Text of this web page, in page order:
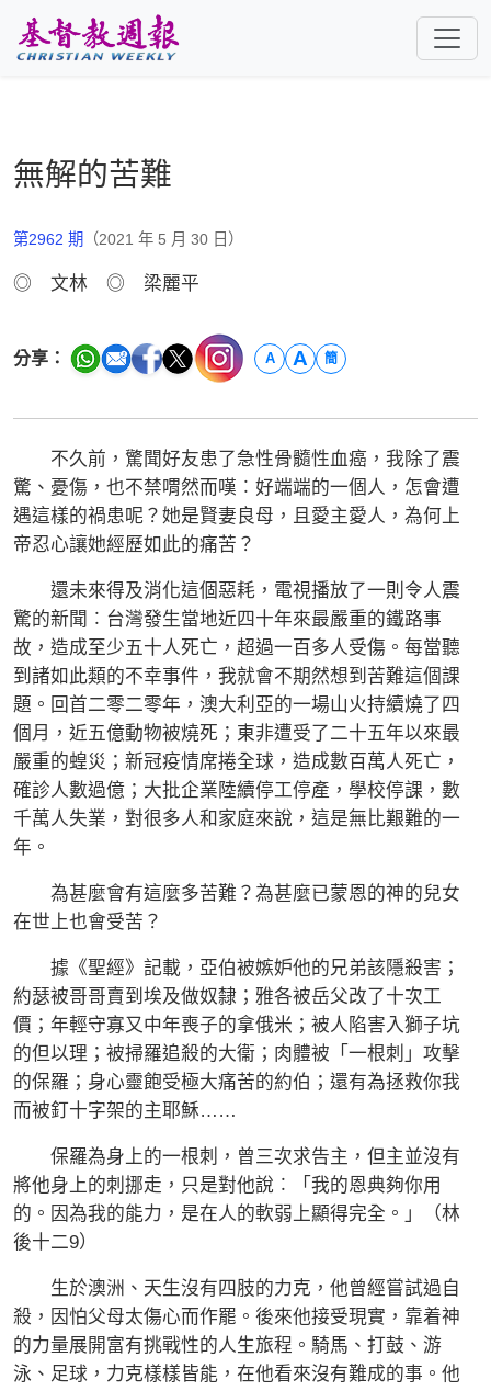
無解的苦難
第2962 期 （2021 年 5 月 30 日）
◎ 文林 ◎ 梁麗平
分享： A A 簡
不久前，驚聞好友患了急性骨髓性血癌，我除了震
驚、憂傷，也不禁喟然而嘆︰好端端的一個人，怎會遭
遇這樣的禍患呢？她是賢妻良母，且愛主愛人，為何上
帝忍心讓她經歷如此的痛苦？
還未來得及消化這個惡耗，電視播放了一則令人震
驚的新聞︰台灣發生當地近四十年來最嚴重的鐵路事
故，造成至少五十人死亡，超過一百多人受傷。每當聽
到諸如此類的不幸事件，我就會不期然想到苦難這個課
題。回首二零二零年，澳大利亞的一場山火持續燒了四
個月，近五億動物被燒死；東非遭受了二十五年以來最
嚴重的蝗災；新冠疫情席捲全球，造成數百萬人死亡，
確診人數過億；大批企業陸續停工停產，學校停課，數
千萬人失業，對很多人和家庭來說，這是無比艱難的一
年。
為甚麼會有這麼多苦難？為甚麼已蒙恩的神的兒女
在世上也會受苦？
據《聖經》記載，亞伯被嫉妒他的兄弟該隱殺害；
約瑟被哥哥賣到埃及做奴隸；雅各被岳父改了十次工
價；年輕守寡又中年喪子的拿俄米；被人陷害入獅子坑
的但以理；被掃羅追殺的大衞；肉體被「一根刺」攻擊
的保羅；身心靈飽受極大痛苦的約伯；還有為拯救你我
而被釘十字架的主耶穌……
保羅為身上的一根刺，曾三次求告主，但主並沒有
將他身上的刺挪走，只是對他說︰「我的恩典夠你用
的。因為我的能力，是在人的軟弱上顯得完全。」（林
後十二9）
生於澳洲、天生沒有四肢的力克，他曾經嘗試過自
殺，因怕父母太傷心而作罷。後來他接受現實，靠着神
的力量展開富有挑戰性的人生旅程。騎馬、打鼓、游
泳、足球，力克樣樣皆能，在他看來沒有難成的事。他